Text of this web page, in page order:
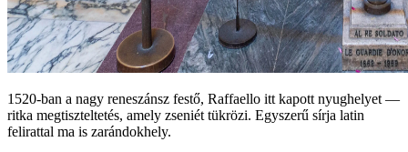
1520‑ban a nagy reneszánsz festő, Raffaello itt kapott nyughelyet —
ritka megtiszteltetés, amely zseniét tükrözi. Egyszerű sírja latin
felirattal ma is zarándokhely.